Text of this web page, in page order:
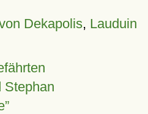
Dekapolis, Lauduin
Stephan